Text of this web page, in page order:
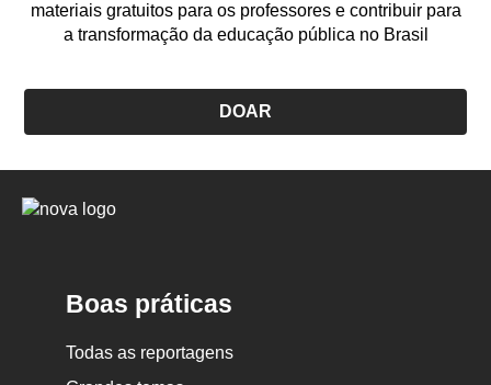
materiais gratuitos para os professores e contribuir para
a transformação da educação pública no Brasil
DOAR
Logo
Boas práticas
Todas as reportagens